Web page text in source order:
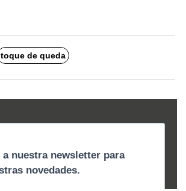
toque de queda